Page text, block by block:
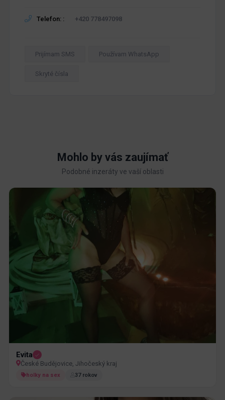
Telefon: : +420 778497098
Prijímam SMS Používam WhatsApp
Skryté čísla
Mohlo by vás zaujímať
Podobné inzeráty ve vaší oblasti
Evita
České Budějovice, Jihočeský kraj
holky na sex 37 rokov